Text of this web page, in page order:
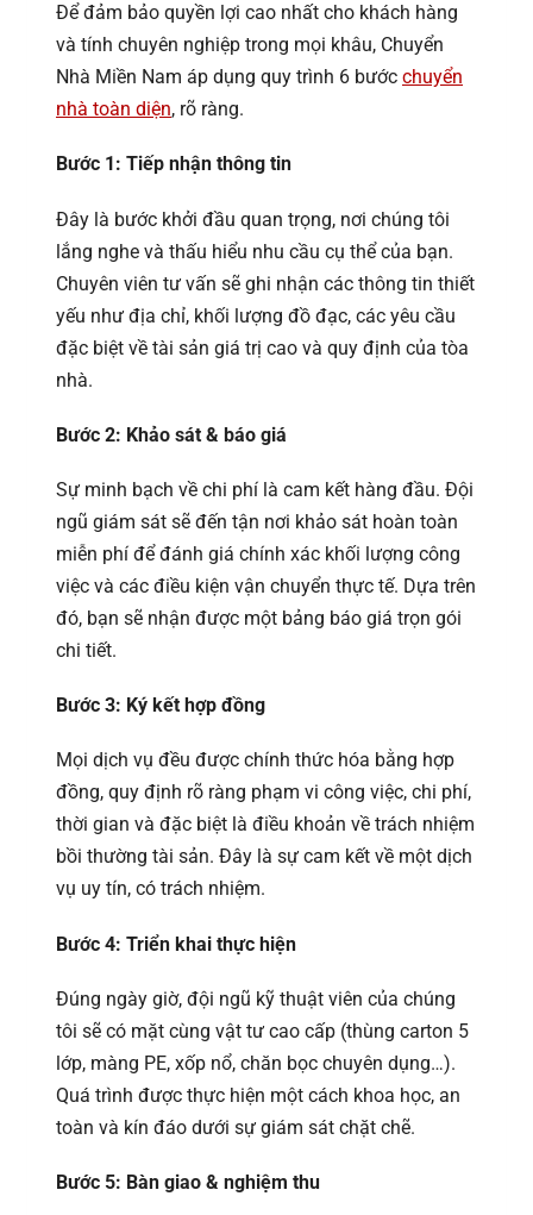
Để đảm bảo quyền lợi cao nhất cho khách hàng
và tính chuyên nghiệp trong mọi khâu, Chuyển
Nhà Miền Nam áp dụng quy trình 6 bước chuyển
nhà toàn diện, rõ ràng.
Bước 1: Tiếp nhận thông tin
Đây là bước khởi đầu quan trọng, nơi chúng tôi
lắng nghe và thấu hiểu nhu cầu cụ thể của bạn.
Chuyên viên tư vấn sẽ ghi nhận các thông tin thiết
yếu như địa chỉ, khối lượng đồ đạc, các yêu cầu
đặc biệt về tài sản giá trị cao và quy định của tòa
nhà.
Bước 2: Khảo sát & báo giá
Sự minh bạch về chi phí là cam kết hàng đầu. Đội
ngũ giám sát sẽ đến tận nơi khảo sát hoàn toàn
miễn phí để đánh giá chính xác khối lượng công
việc và các điều kiện vận chuyển thực tế. Dựa trên
đó, bạn sẽ nhận được một bảng báo giá trọn gói
chi tiết.
Bước 3: Ký kết hợp đồng
Mọi dịch vụ đều được chính thức hóa bằng hợp
đồng, quy định rõ ràng phạm vi công việc, chi phí,
thời gian và đặc biệt là điều khoản về trách nhiệm
bồi thường tài sản. Đây là sự cam kết về một dịch
vụ uy tín, có trách nhiệm.
Bước 4: Triển khai thực hiện
Đúng ngày giờ, đội ngũ kỹ thuật viên của chúng
tôi sẽ có mặt cùng vật tư cao cấp (thùng carton 5
lớp, màng PE, xốp nổ, chăn bọc chuyên dụng…).
Quá trình được thực hiện một cách khoa học, an
toàn và kín đáo dưới sự giám sát chặt chẽ.
Bước 5: Bàn giao & nghiệm thu